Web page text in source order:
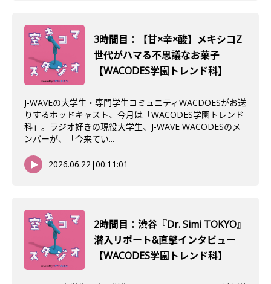
3時間目：【甘×辛×酸】メキシコZ
世代がハマる不思議なお菓子
【WACODES学園トレンド科】
J-WAVEの大学生・専門学生コミュニティWACDOESがお送
りするポッドキャスト、今月は「WACODES学園トレンド
科」。ラジオ好きの現役大学生、J-WAVE WACODESのメ
ンバーが、「今来てい...
2026.06.22|00:11:01
2時間目：渋谷『Dr. Simi TOKYO』
潜入リポート&直撃インタビュー
【WACODES学園トレンド科】